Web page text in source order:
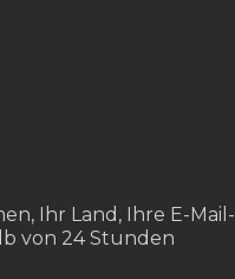
Ihr Land, Ihre E-Mail-
von 24 Stunden